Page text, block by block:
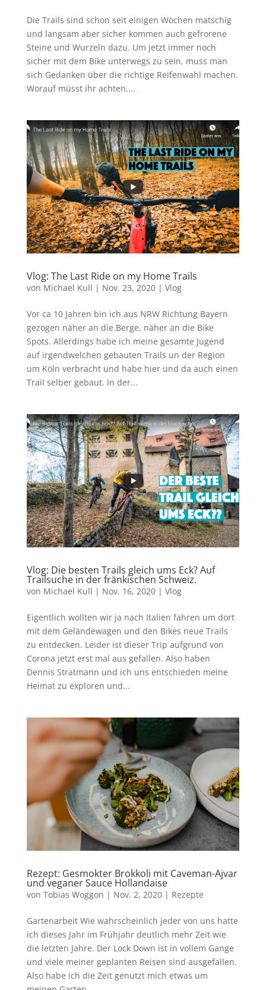
Die Trails sind schon seit einigen Wochen matschig
und langsam aber sicher kommen auch gefrorene
Steine und Wurzeln dazu. Um jetzt immer noch
sicher mit dem Bike unterwegs zu sein, muss man
sich Gedanken über die richtige Reifenwahl machen.
Worauf müsst ihr achten,...
Vlog: The Last Ride on my Home Trails
von Michael Kull | Nov. 23, 2020| Vlog
Vor ca 10 Jahren bin ich aus NRW Richtung Bayern
gezogen näher an die Berge, näher an die Bike
Spots. Allerdings habe ich meine gesamte Jugend
auf irgendwelchen gebauten Trails un der Region
um Köln verbracht und habe hier und da auch einen
Trail selber gebaut. In der...
Vlog: Die besten Trails gleich ums Eck? Auf
Trailsuche in der fränkischen Schweiz.
von Michael Kull | Nov. 16, 2020| Vlog
Eigentlich wollten wir ja nach Italien fahren um dort
mit dem Geländewagen und den Bikes neue Trails
zu entdecken. Leider ist dieser Trip aufgrund von
Corona jetzt erst mal aus gefallen. Also haben
Dennis Stratmann und ich uns entschieden meine
Heimat zu exploren und...
Rezept: Gesmokter Brokkoli mit Caveman-Ajvar
und veganer Sauce Hollandaise
von Tobias Woggon | Nov. 2, 2020| Rezepte
Gartenarbeit Wie wahrscheinlich jeder von uns hatte
ich dieses Jahr im Frühjahr deutlich mehr Zeit wie
die letzten Jahre. Der Lock Down ist in vollem Gange
und viele meiner geplanten Reisen sind ausgefallen.
Also habe ich die Zeit genutzt mich etwas um